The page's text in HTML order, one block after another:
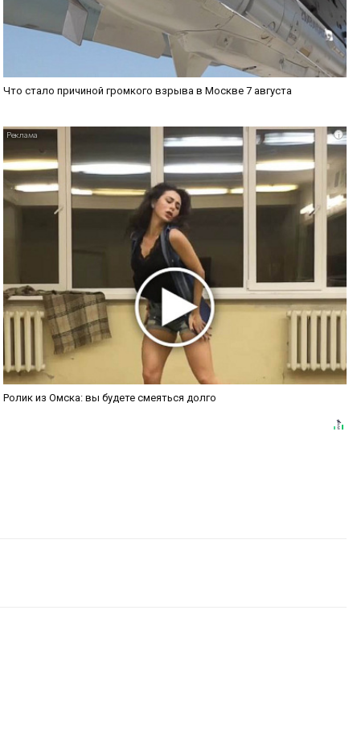
Что стало причиной громкого взрыва в Москве 7 августа
i
Ролик из Омска: вы будете смеяться долго